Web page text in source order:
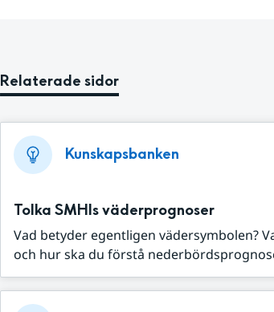
Relaterade sidor
Kunskapsbanken
Tolka SMHIs väderprognoser
Vad betyder egentligen vädersymbolen?
och hur ska du förstå